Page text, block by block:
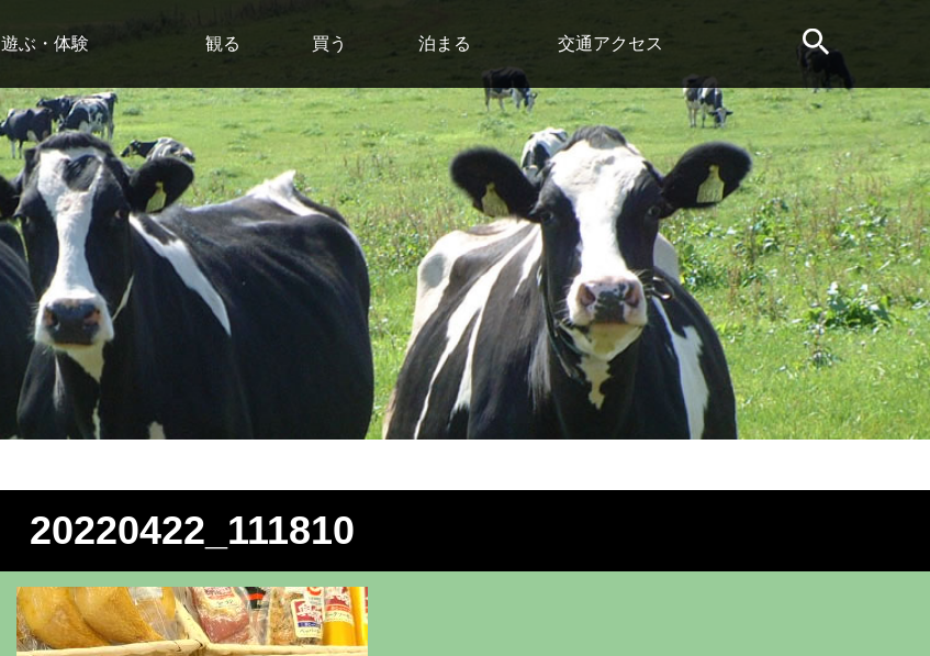
遊ぶ・体験 観る 買う 泊まる 交通アクセス
20220422_111810